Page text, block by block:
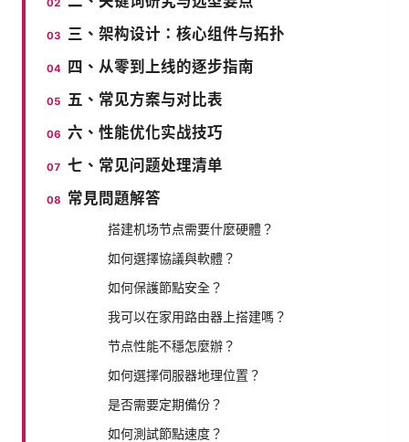
三、架构设计：核心组件与拓扑
四、从零到上线的逐步指南
五、常见方案与对比表
六、性能优化实战技巧
七、常见问题处理清单
常見問題解答
搭建机场节点需要什麼硬體？
如何選擇協議與軟體？
如何保護節點安全？
我可以在家用路由器上搭建嗎？
节点性能不穩怎麼辦？
如何選擇伺服器地理位置？
是否需要定期備份？
如何測試節點速度？